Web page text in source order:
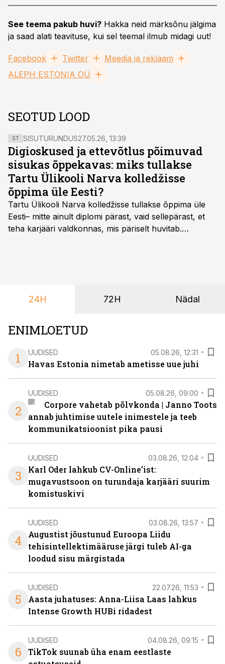
See teema pakub huvi? Hakka neid märksõnu jälgima
ja saad alati teavituse, kui sel teemal ilmub midagi uut!
Facebook Twitter
Meedia ja reklaam
ALEPH ESTONIA OÜ
SEOTUD LOOD
ST SISUTURUNDUS27.05.26, 13:39
Digioskused ja ettevõtlus põimuvad
sisukas õppekavas: miks tullakse
Tartu Ülikooli Narva kolledžisse
õppima üle Eesti?
Tartu Ülikooli Narva kolledžisse tullakse õppima üle
Eesti– mitte ainult diplomi pärast, vaid sellepärast, et
teha karjääri valdkonnas, mis päriselt huvitab.
24H 72H Nädal
ENIMLOETUD
1
UUDISED 05.08.26, 12:31
Havas Estonia nimetab ametisse uue juhi
2
UUDISED 05.08.26, 09:00
Corpore vahetab põlvkonda | Janno Toots
annab juhtimise uutele inimestele ja teeb
kommunikatsioonist pika pausi
3
UUDISED 03.08.26, 12:04
Karl Oder lahkub CV-Online’ist:
mugavustsoon on turundaja karjääri suurim
komistuskivi
4
UUDISED 03.08.26, 13:57
Augustist jõustunud Euroopa Liidu
tehisintellektimääruse järgi tuleb AI-ga
loodud sisu märgistada
5
UUDISED 22.07.26, 11:53
Aasta juhatuses: Anna-Liisa Laas lahkus
Intense Growth HUBi ridadest
6
UUDISED 04.08.26, 09:15
TikTok suunab üha enam eestlaste